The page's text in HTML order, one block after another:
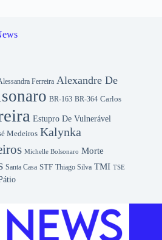
Ferreira Alexandre De
BR-163 BR-364 Carlos
Estupro De Vulnerável
Medeiros Kalynka
Michelle Bolsonaro Morte
Santa Casa STF Thiago Silva TMI TSE